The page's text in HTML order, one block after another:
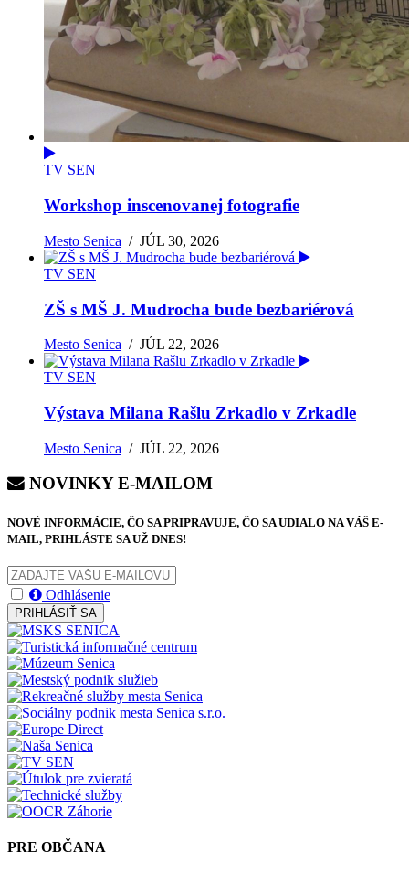
TV SEN
Workshop inscenovanej fotografie
Mesto Senica /JÚL 30, 2026
TV SEN
ZŠ s MŠ J. Mudrocha bude bezbariérová
Mesto Senica /JÚL 22, 2026
TV SEN
Výstava Milana Rašlu Zrkadlo v Zrkadle
Mesto Senica /JÚL 22, 2026
NOVINKY E-MAILOM
NOVÉ INFORMÁCIE, ČO SA PRIPRAVUJE, ČO SA UDIALO NA VÁŠ E-
MAIL, PRIHLÁSTE SA UŽ DNES!
Odhlásenie
PRIHLÁSIŤ SA
PRE OBČANA